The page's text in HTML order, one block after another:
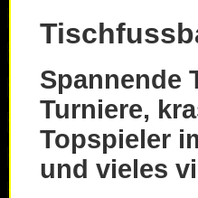
Spannende
Turniere,
Topspieler
und vieles